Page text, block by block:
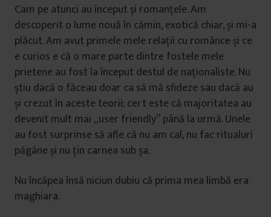
Cam pe atunci au început și romanțele. Am
descoperit o lume nouă în cămin, exotică chiar, și mi-a
plăcut. Am avut primele mele relații cu românce și ce
e curios e că o mare parte dintre fostele mele
prietene au fost la început destul de naționaliste. Nu
știu dacă o făceau doar ca să mă sfideze sau dacă au
și crezut în aceste teorii; cert este că majoritatea au
devenit mult mai „user friendly” până la urmă. Unele
au fost surprinse să afle că nu am cal, nu fac ritualuri
păgâne și nu țin carnea sub șa.
Nu încăpea însă niciun dubiu că prima mea limbă era
maghiara.